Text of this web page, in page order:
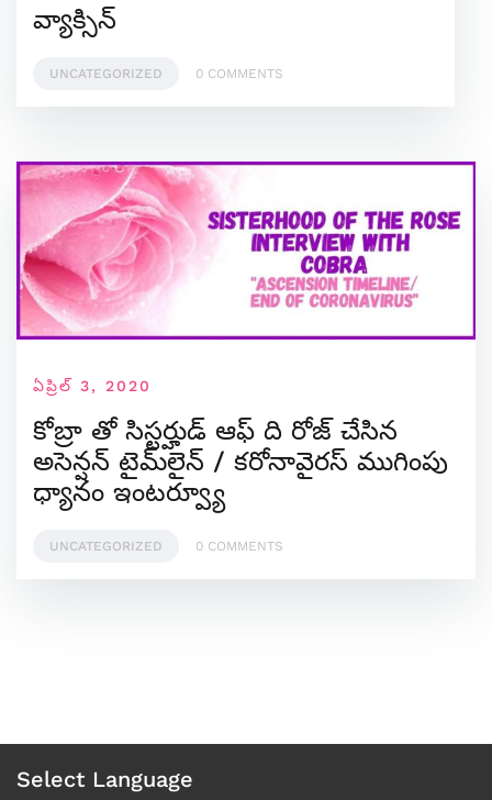
వ్యాక్సిన్
UNCATEGORIZED 0 COMMENTS
ఏప్రిల్ 3, 2020
కోబ్రా తో సిస్టర్హుడ్ ఆఫ్ ది రోజ్ చేసిన
అసెన్షన్ టైమ్‌లైన్ / కరోనావైరస్ ముగింపు
ధ్యానం ఇంటర్వ్యూ
UNCATEGORIZED 0 COMMENTS
Select Language